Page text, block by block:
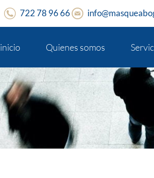
722 78 96 66
inicio Quienes somos